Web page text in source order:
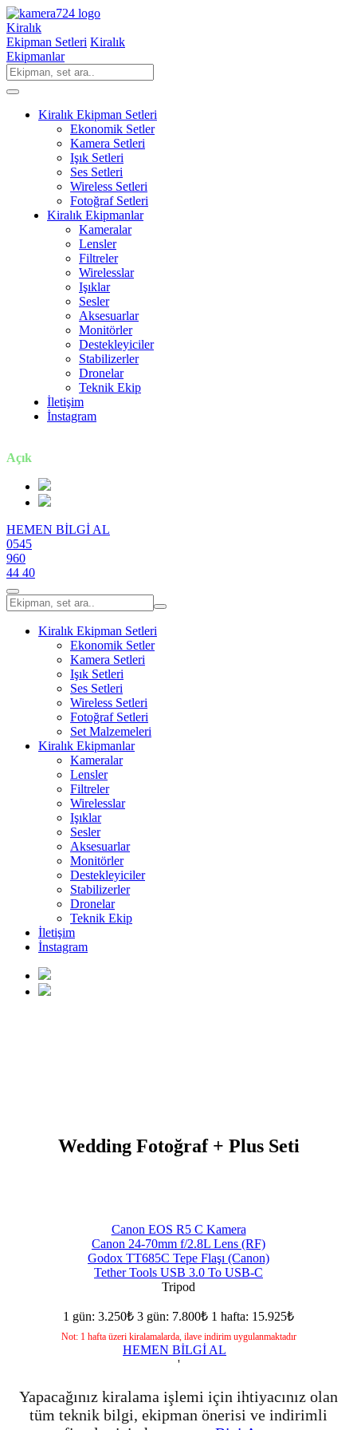
Kiralık
Ekipman Setleri Kiralık
Ekipmanlar
Kiralık Ekipman Setleri
Ekonomik Setler
Kamera Setleri
Işık Setleri
Ses Setleri
Wireless Setleri
Fotoğraf Setleri
Kiralık Ekipmanlar
Kameralar
Lensler
Filtreler
Wirelesslar
Işıklar
Sesler
Aksesuarlar
Monitörler
Destekleyiciler
Stabilizerler
Dronelar
Teknik Ekip
İletişim
İnstagram
Açık
HEMEN BİLGİ AL
0545
960
44 40
Kiralık Ekipman Setleri
Ekonomik Setler
Kamera Setleri
Işık Setleri
Ses Setleri
Wireless Setleri
Fotoğraf Setleri
Set Malzemeleri
Kiralık Ekipmanlar
Kameralar
Lensler
Filtreler
Wirelesslar
Işıklar
Sesler
Aksesuarlar
Monitörler
Destekleyiciler
Stabilizerler
Dronelar
Teknik Ekip
İletişim
İnstagram
Wedding Fotoğraf + Plus Seti
Canon EOS R5 C Kamera
Canon 24-70mm f/2.8L Lens (RF)
Godox TT685C Tepe Flaşı (Canon)
Tether Tools USB 3.0 To USB-C
Tripod
1 gün: 3.250₺ 3 gün: 7.800₺ 1 hafta: 15.925₺
Not: 1 hafta üzeri kiralamalarda, ilave indirim uygulanmaktadır
HEMEN BİLGİ AL
'
Yapacağınız kiralama işlemi için ihtiyacınız olan
tüm teknik bilgi, ekipman önerisi ve indirimli